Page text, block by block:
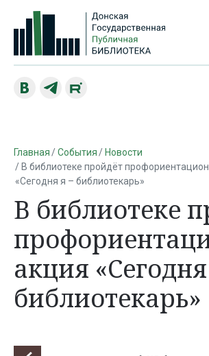
Главная События
Новости
В библиотеке пройдёт
«Сегодня я – библиотекарь»
В библиотеке
акция
библиотекарь»